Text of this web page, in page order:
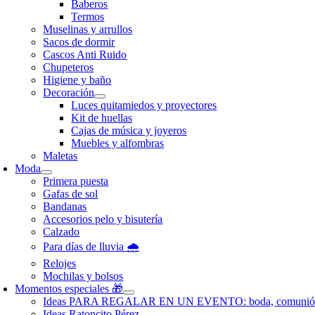
Baberos
Termos
Muselinas y arrullos
Sacos de dormir
Cascos Anti Ruido
Chupeteros
Higiene y baño
Decoración
Luces quitamiedos y proyectores
Kit de huellas
Cajas de música y joyeros
Muebles y alfombras
Maletas
Moda
Primera puesta
Gafas de sol
Bandanas
Accesorios pelo y bisutería
Calzado
Para días de lluvia 🌧️
Relojes
Mochilas y bolsos
Momentos especiales 🎁
Ideas PARA REGALAR EN UN EVENTO: boda,